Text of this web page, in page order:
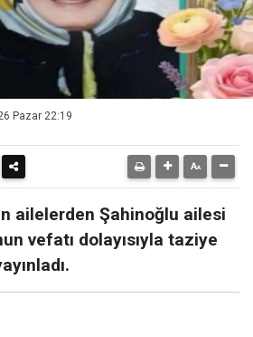
Pazar 22:19
ailelerden Şahinoğlu ailesi
vefatı dolayısıyla taziye